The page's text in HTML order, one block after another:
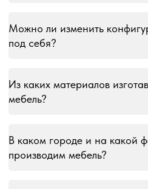
Можно ли изменить
под себя?
Из каких материалов
мебель?
В каком городе и на какой
производим мебель?
Информация на сайте носит информационный